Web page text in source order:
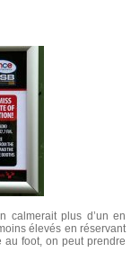
calmerait plus d’un en
élevés en réservant
au foot, on peut prendre